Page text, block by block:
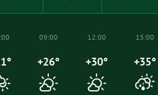
09:00
+26°
12:00
+30°
15:00
+35°